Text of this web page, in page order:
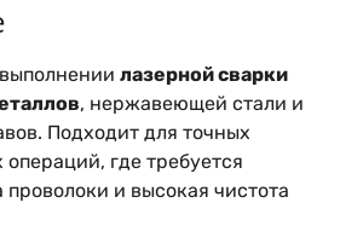
лазерной сварки
, нержавеющей стали и
Подходит для точных
где требуется
проволоки и высокая чистота